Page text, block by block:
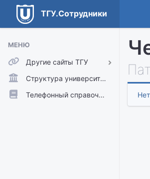
ТГУ.Сотрудники
МЕНЮ
Другие сайты ТГУ
ТГУ.Аккаунты
ТГУ.Расписание
Структура университета
Телефонный справочник